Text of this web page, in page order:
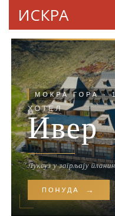
ИСКРА